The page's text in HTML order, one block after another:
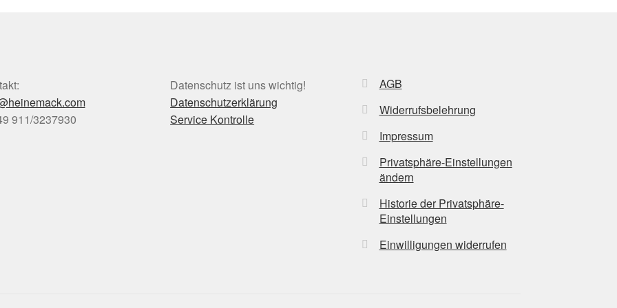
911/3237930
Datenschutz ist uns wichtig!
Datenschutzerklärung
Service Kontrolle
AGB
Widerrufsbelehrung
Impressum
Privatsphäre-Einstellungen
ändern
Historie der Privatsphäre-
Einstellungen
Einwilligungen widerrufen